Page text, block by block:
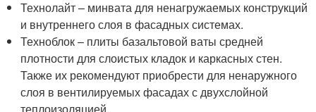
Технолайт – минвата для ненагружаемых конструкций
и внутреннего слоя в фасадных системах.
Техноблок – плиты базальтовой ваты средней
плотности для слоистых кладок и каркасных стен.
Также их рекомендуют приобрести для ненаружного
слоя в вентилируемых фасадах с двухслойной